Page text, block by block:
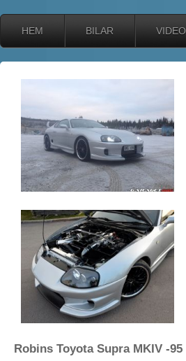
HEM BILAR VIDEO
Robins Toyota Supra MKIV -95